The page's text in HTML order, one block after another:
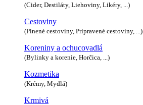
(Cider, Destiláty, Liehoviny, Likéry, ...)
Cestoviny
(Plnené cestoviny, Pripravené cestoviny, ...)
Koreniny a ochucovadlá
(Bylinky a korenie, Horčica, ...)
Kozmetika
(Krémy, Mydlá)
Krmivá